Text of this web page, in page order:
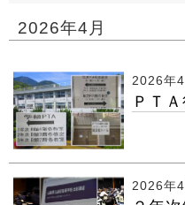
2026年4月
2026年
ＰＴ
2026年